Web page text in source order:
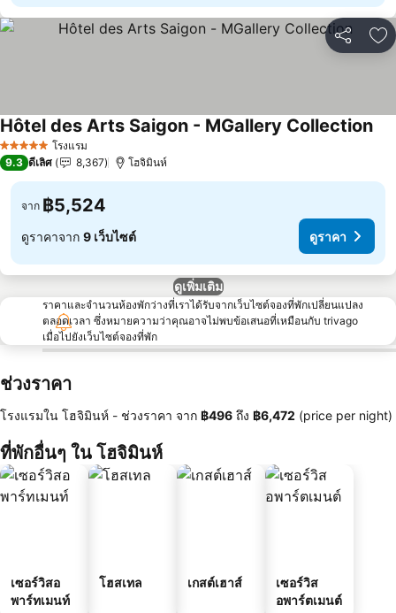
แชร์ เ
5 ดาว โรงแรม
Hôtel des Arts Saigon - MGallery Collectionดูร
9.3 ดีเลิศ 8,367 โฮจิมินห์
จาก ฿5,524
ดูราคาจาก 9 เว็บไซต์ ดูราคา
ดูเพิ่มเติม
ราคาและจำนวนห้องพักว่างที่เราได้รับจากเว็บไซต์จองที่พักเปลี่ยนแปลง
ตลอดเวลา ซึ่งหมายความว่าคุณอาจไม่พบข้อเสนอที่เหมือนกับ trivago
เมื่อไปยังเว็บไซต์จองที่พัก
ช่วงราคา
โรงแรมใน โฮจิมินห์ - ช่วงราคา จาก ‎฿496 ถึง ‎฿6,472 (price per night)
ที่พักอื่นๆ ใน โฮจิมินห์
เซอร์วิสอ
พาร์ทเมนท์
โฮสเทล เกสต์เฮาส์
เซอร์วิส
อพาร์ตเมนต์